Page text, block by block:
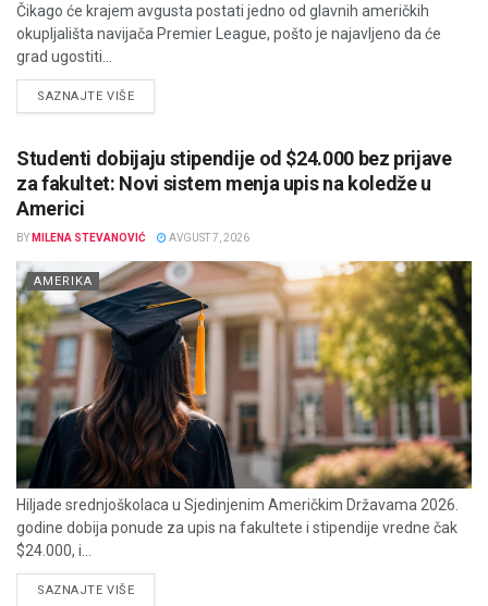
Čikago će krajem avgusta postati jedno od glavnih američkih
okupljališta navijača Premier League, pošto je najavljeno da će
grad ugostiti...
SAZNAJTE VIŠEDETAILS
Studenti dobijaju stipendije od $24.000 bez prijave
za fakultet: Novi sistem menja upis na koledže u
Americi
BY MILENA STEVANOVIĆ AVGUST 7, 2026
AMERIKA
Hiljade srednjoškolaca u Sjedinjenim Američkim Državama 2026.
godine dobija ponude za upis na fakultete i stipendije vredne čak
$24.000, i...
SAZNAJTE VIŠEDETAILS